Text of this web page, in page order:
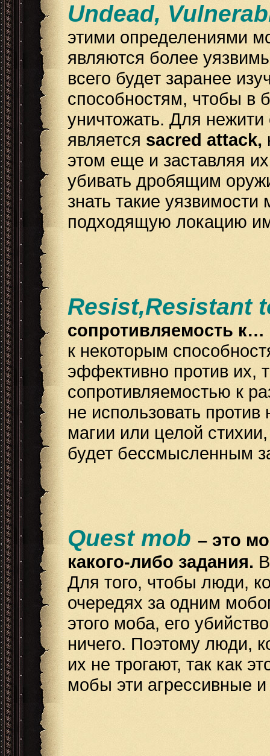
Undead,
этими определениями
являются более
всего будет заранее
способностям, чтобы в
уничтожать. Для
является sacred attack,
этом еще и заставляя
убивать дробящим
знать такие
подходящую локацию
Resist,Resistant
сопротивляемость к…
к некоторым
эффективно против их,
сопротивляемостью к
не использовать
магии или целой
будет бессмысленным
Quest mob – это
какого-либо задания.
Для того, чтобы люди,
очередях за одним
этого моба, его
ничего. Поэтому люди,
их не трогают, так как
мобы эти агрессивные